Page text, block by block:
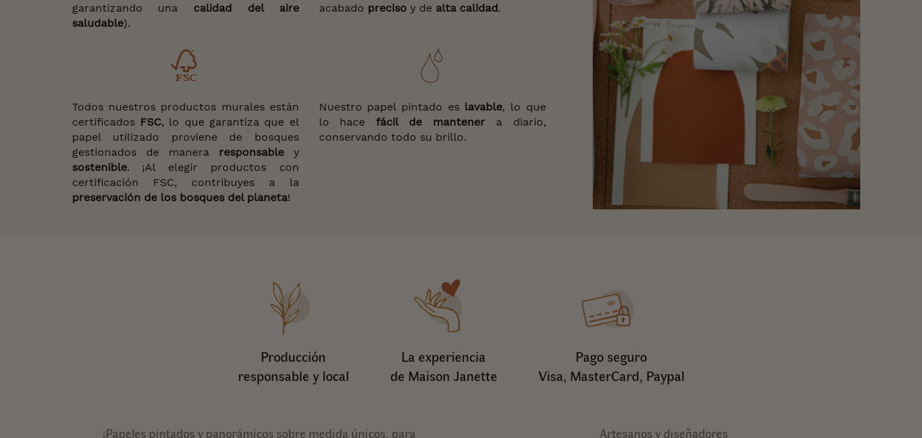
garantizando una calidad del aire
saludable).
acabado precisoy de alta calidad.
Todos nuestros productos murales están
certificados FSC, lo que garantiza que el
papel utilizado proviene de bosques
gestionados de manera
responsabley
sostenible. ¡Al elegir productos con
certificación FSC, contribuyes a la
preservación de los bosques del planeta!
Nuestro papel pintado es lavable, lo que
lo hacefácil de mantener a diario,
conservando todo su brillo.
Producción
responsable y local
La experiencia
de Maison Janette
Pago seguro
Visa, MasterCard, Paypal
¡Papeles pintados y panorámicos sobre medida únicos, para Artesanos y diseñadores